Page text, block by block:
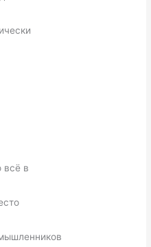
всё в